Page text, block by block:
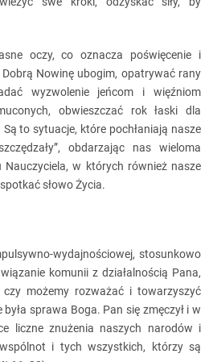
oczy, co oznacza poświęcenie i
Nowinę ubogim, opatrywać rany
wyzwolenie jeńcom i więźniom
obwieszczać rok łaski dla
to sytuacje, które pochłaniają nasze
obdarzając nas wieloma
w których również nasze
słowo Życia.
wydajnościowej, stosunkowo
komunii z działalnością Pana,
możemy rozważać i towarzyszyć
sprawa Boga. Pan się zmęczył i w
liczne znużenia naszych narodów i
i tych wszystkich, którzy są